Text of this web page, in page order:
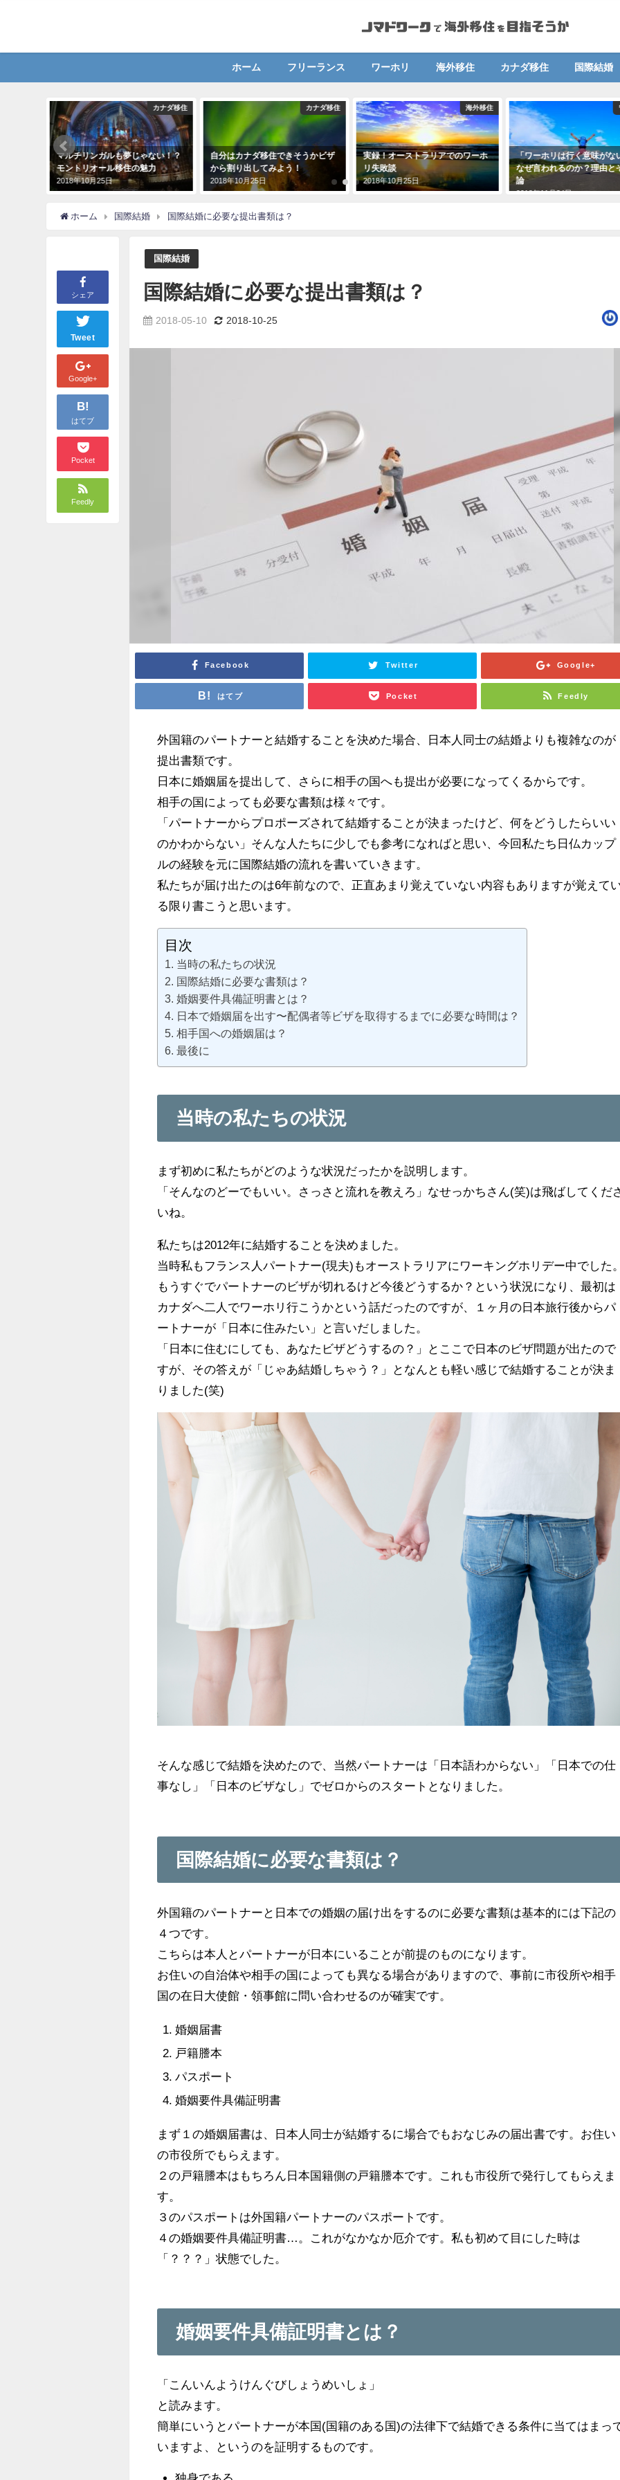
ホーム フリーランス ワーホリ 海外移住 カナダ移住 国際結婚
カナダ移住
リンガルも夢じゃない！？
リオール移住の魅力
自分はカナダ移住できそうかビザ
から割り出してみよう！
2018年10月25日
海外移住
実録！オーストラリアでのワーホ
リ失敗談
2018年10月25日
「ワーホリは行く意味がない」と
なぜ言われるのか？理由とその反
論
2018年11月24日
マル
モン
ホーム 国際結婚 国際結婚に必要な提出書類は？
シェア
Tweet
Google+
B!
はてブ
Pocket
Feedly
国際結婚
国際結婚に必要な提出書類は？
2018-05-10 2018-10-25
Facebook Twitter Google+
はてブ Pocket Feedly
外国籍のパートナーと結婚することを決めた場合、日本人同士の結婚よりも複雑なのが
提出書類です。
日本に婚姻届を提出して、さらに相手の国へも提出が必要になってくるからです。
相手の国によっても必要な書類は様々です。
「パートナーからプロポーズされて結婚することが決まったけど、何をどうしたらいい
のかわからない」そんな人たちに少しでも参考になればと思い、今回私たち日仏カップ
ルの経験を元に国際結婚の流れを書いていきます。
私たちが届け出たのは6年前なので、正直あまり覚えていない内容もありますが覚えて
る限り書こうと思います。
目次
当時の私たちの状況
国際結婚に必要な書類は？
婚姻要件具備証明書とは？
日本で婚姻届を出す〜配偶者等ビザを取得するまでに必要な時間は？
相手国への婚姻届は？
最後に
当時の私たちの状況
まず初めに私たちがどのような状況だったかを説明します。
「そんなのどーでもいい。さっさと流れを教えろ」なせっかちさん(笑)は飛ばしてくだ
いね。
私たちは2012年に結婚することを決めました。
当時私もフランス人パートナー(現夫)もオーストラリアにワーキングホリデー中でした
もうすぐでパートナーのビザが切れるけど今後どうするか？という状況になり、最初は
カナダへ二人でワーホリ行こうかという話だったのですが、１ヶ月の日本旅行後からパ
ートナーが「日本に住みたい」と言いだしました。
「日本に住むにしても、あなたビザどうするの？」とここで日本のビザ問題が出たので
すが、その答えが「じゃあ結婚しちゃう？」となんとも軽い感じで結婚することが決ま
りました(笑)
そんな感じで結婚を決めたので、当然パートナーは「日本語わからない」「日本での仕
事なし」「日本のビザなし」でゼロからのスタートとなりました。
国際結婚に必要な書類は？
外国籍のパートナーと日本での婚姻の届け出をするのに必要な書類は基本的には下記の
４つです。
こちらは本人とパートナーが日本にいることが前提のものになります。
お住いの自治体や相手の国によっても異なる場合がありますので、事前に市役所や相手
国の在日大使館・領事館に問い合わせるのが確実です。
婚姻届書
戸籍謄本
パスポート
婚姻要件具備証明書
まず１の婚姻届書は、日本人同士が結婚するに場合でもおなじみの届出書です。お住い
の市役所でもらえます。
２の戸籍謄本はもちろん日本国籍側の戸籍謄本です。これも市役所で発行してもらえま
す。
３のパスポートは外国籍パートナーのパスポートです。
４の婚姻要件具備証明書…。これがなかなか厄介です。私も初めて目にした時は
「？？？」状態でした。
婚姻要件具備証明書とは？
「こんいんようけんぐびしょうめいしょ」
と読みます。
簡単にいうとパートナーが本国(国籍のある国)の法律下で結婚できる条件に当てはまっ
いますよ、というのを証明するものです。
独身である